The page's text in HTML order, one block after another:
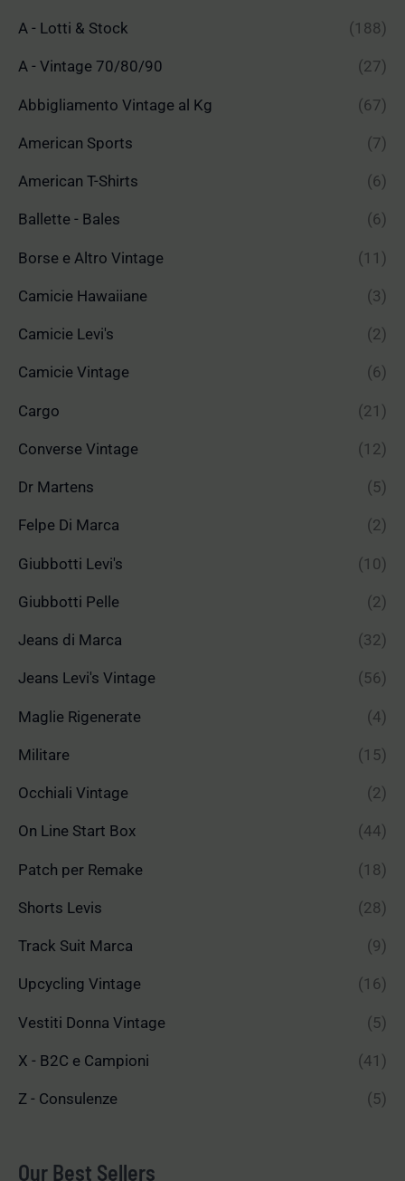
A - Lotti & Stock (188)
A - Vintage 70/80/90 (27)
Abbigliamento Vintage al Kg (67)
American Sports (7)
American T-Shirts (6)
Ballette - Bales (6)
Borse e Altro Vintage (11)
Camicie Hawaiiane (3)
Camicie Levi's (2)
Camicie Vintage (6)
Cargo (21)
Converse Vintage (12)
Dr Martens (5)
Felpe Di Marca (2)
Giubbotti Levi's (10)
Giubbotti Pelle (2)
Jeans di Marca (32)
Jeans Levi's Vintage (56)
Maglie Rigenerate (4)
Militare (15)
Occhiali Vintage (2)
On Line Start Box (44)
Patch per Remake (18)
Shorts Levis (28)
Track Suit Marca (9)
Upcycling Vintage (16)
Vestiti Donna Vintage (5)
X - B2C e Campioni (41)
Z - Consulenze (5)
Our Best Sellers